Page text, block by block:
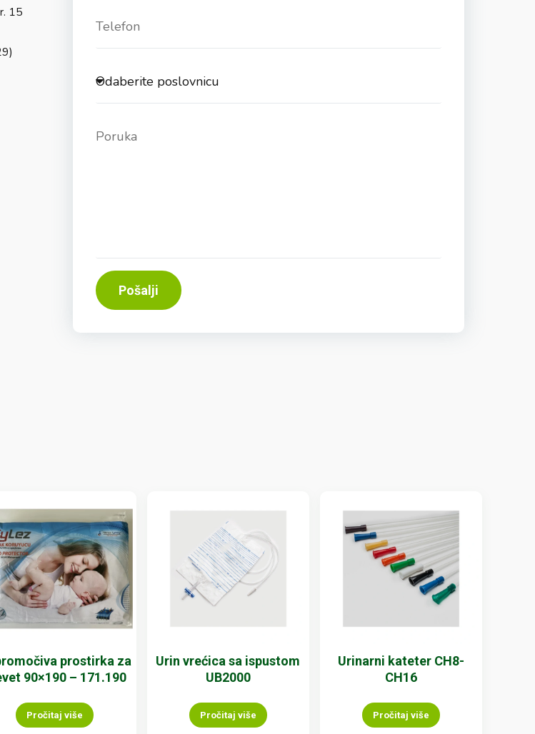
15
Pošalji
prostirka za
90×190 – 171.190
Pročitaj više
Urin vrećica sa ispustom
UB2000
Pročitaj više
Urinarni kateter CH8-
CH16
Pročitaj više